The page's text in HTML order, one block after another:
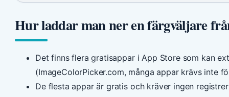
Hur laddar man ner en färgväljare
Det finns flera gratisappar i App Store som kan
(ImageColorPicker.com, många appar krävs inte
De flesta appar är gratis och kräver ingen